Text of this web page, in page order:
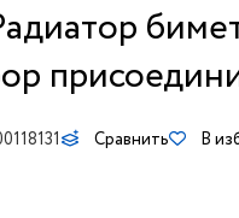
Сравнить В